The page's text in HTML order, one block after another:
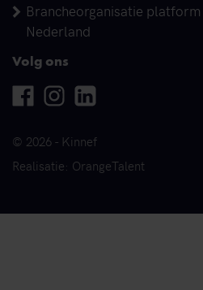
Brancheorganisatie
Nederland
Volg ons
Facebook
InstagramLinkedin
© 2026 - Kinnef
Realisatie: OrangeTalent